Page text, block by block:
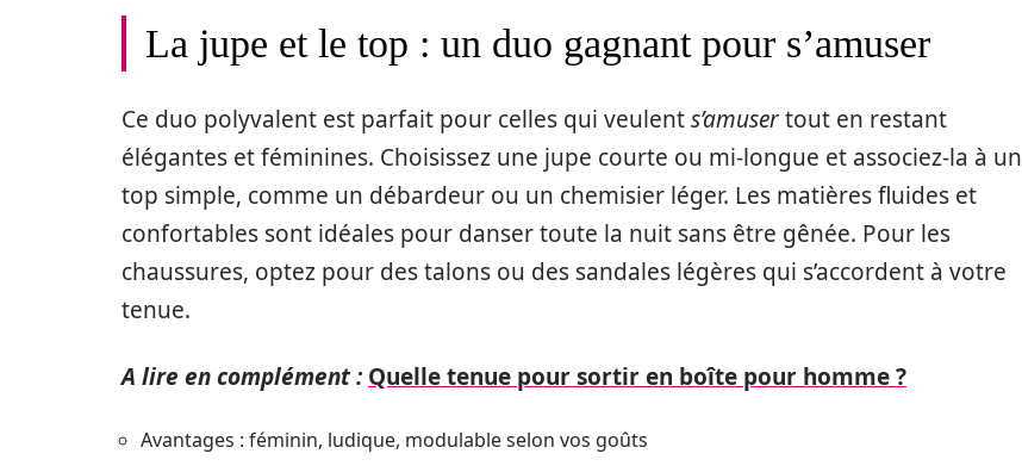
La jupe et le top : un duo gagnant pour s’amuser
Ce duo polyvalent est parfait pour celles qui veulents’amusertout en restant
élégantes et féminines. Choisissez une jupe courte ou mi-longue et associez-la à un
top simple, comme un débardeur ou un chemisier léger. Les matières fluides et
confortables sont idéales pour danser toute la nuit sans être gênée. Pour les
chaussures, optez pour des talons ou des sandales légères qui s’accordent à votre
tenue.
A lire en complément : Quelle tenue pour sortir en boîte pour homme ?
Avantages : féminin, ludique, modulable selon vos goûts